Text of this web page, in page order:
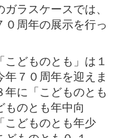
ラスケースでは、
０周年の展示を行っ
どものとも」は１
年７０周年を迎えま
年に「こどものとも
のとも年中向
こどものとも年少